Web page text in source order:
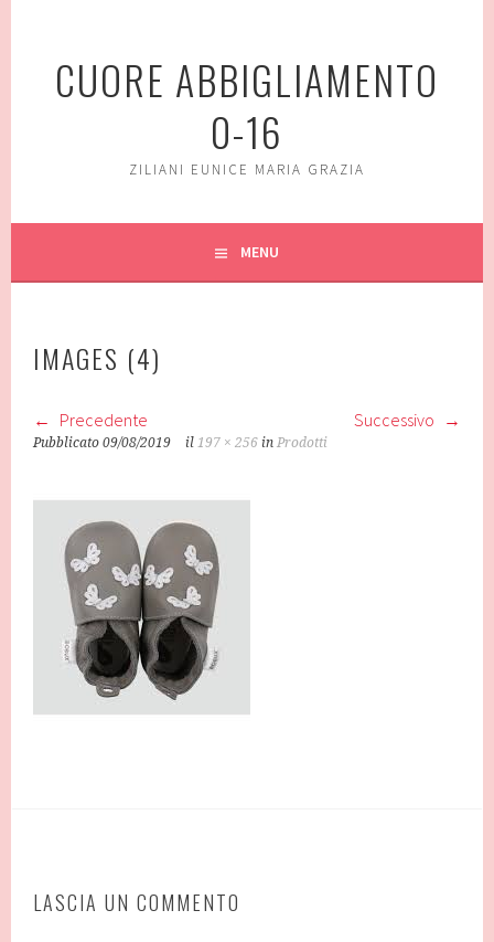
contenutoCUORE ABBIGLIAMENTO
0-16
ZILIANI EUNICE MARIA GRAZIA
MENU
IMAGES (4)
Precedente Successivo
Pubblicato09/08/2019 il197 × 256 inProdotti
LASCIA UN COMMENTO